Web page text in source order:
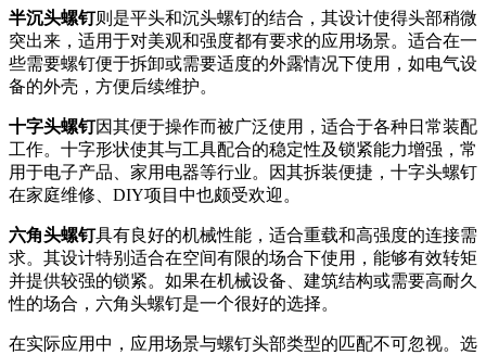
半沉头螺钉则是平头和沉头螺钉的结合，其设计使得头部稍微
突出来，适用于对美观和强度都有要求的应用场景。适合在一
些需要螺钉便于拆卸或需要适度的外露情况下使用，如电气设
备的外壳，方便后续维护。
十字头螺钉因其便于操作而被广泛使用，适合于各种日常装配
工作。十字形状使其与工具配合的稳定性及锁紧能力增强，常
用于电子产品、家用电器等行业。因其拆装便捷，十字头螺钉
在家庭维修、DIY项目中也颇受欢迎。
六角头螺钉具有良好的机械性能，适合重载和高强度的连接需
求。其设计特别适合在空间有限的场合下使用，能够有效转矩
并提供较强的锁紧。如果在机械设备、建筑结构或需要高耐久
性的场合，六角头螺钉是一个很好的选择。
在实际应用中，应用场景与螺钉头部类型的匹配不可忽视。选